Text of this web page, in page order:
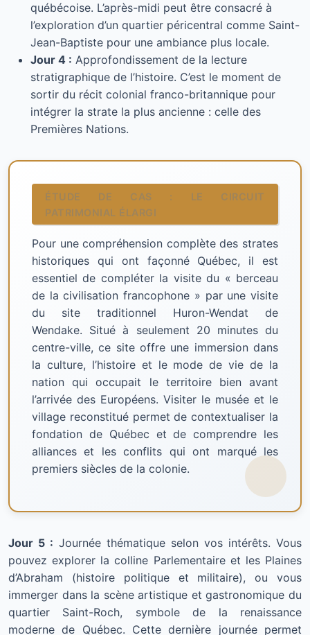
québécoise. L’après-midi peut être consacré à
l’exploration d’un quartier péricentral comme Saint-
Jean-Baptiste pour une ambiance plus locale.
Jour 4 : Approfondissement de la lecture
stratigraphique de l’histoire. C’est le moment de
sortir du récit colonial franco-britannique pour
intégrer la strate la plus ancienne : celle des
Premières Nations.
ÉTUDE DE CAS : LE CIRCUIT
PATRIMONIAL ÉLARGI
Pour une compréhension complète des strates
historiques qui ont façonné Québec, il est
essentiel de compléter la visite du « berceau
de la civilisation francophone » par une visite
du site traditionnel Huron-Wendat de
Wendake. Situé à seulement 20 minutes du
centre-ville, ce site offre une immersion dans
la culture, l’histoire et le mode de vie de la
nation qui occupait le territoire bien avant
l’arrivée des Européens. Visiter le musée et le
village reconstitué permet de contextualiser la
fondation de Québec et de comprendre les
alliances et les conflits qui ont marqué les
premiers siècles de la colonie.
Jour 5 : Journée thématique selon vos intérêts. Vous
pouvez explorer la colline Parlementaire et les Plaines
d’Abraham (histoire politique et militaire), ou vous
immerger dans la scène artistique et gastronomique du
quartier Saint-Roch, symbole de la renaissance
moderne de Québec. Cette dernière journée permet